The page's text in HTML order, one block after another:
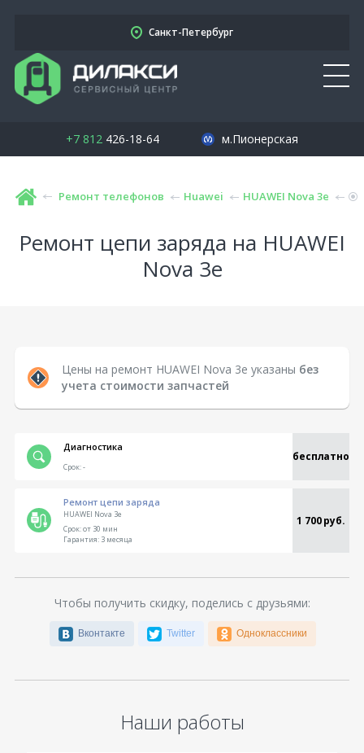
Санкт-Петербург
+7 812426-18-64 м.Пионерская
Ремонт телефонов Huawei HUAWEI Nova 3e
Ремонт цепи заряда на HUAWEI
Nova 3e
Цены на ремонт HUAWEI Nova 3e указаны без
учета стоимости запчастей
Диагностика
бесплатно
Срок:-
Ремонт цепи заряда
HUAWEI Nova 3e 1 700 руб.
Срок:от 30 мин
Гарантия:3 месяца
Чтобы получить скидку, поделись с друзьями:
Вконтакте Twitter Одноклассники
Наши работы